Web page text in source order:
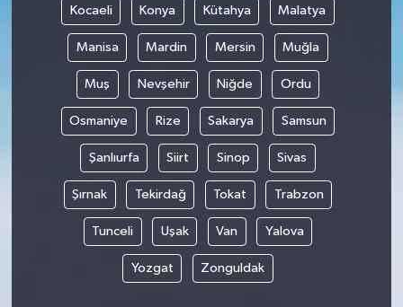
Kocaeli Konya Kütahya Malatya
Manisa Mardin Mersin Muğla
Muş Nevşehir Niğde Ordu
Osmaniye Rize Sakarya Samsun
Şanlıurfa Siirt Sinop Sivas
Şırnak Tekirdağ Tokat Trabzon
Tunceli Uşak Van Yalova
Yozgat Zonguldak